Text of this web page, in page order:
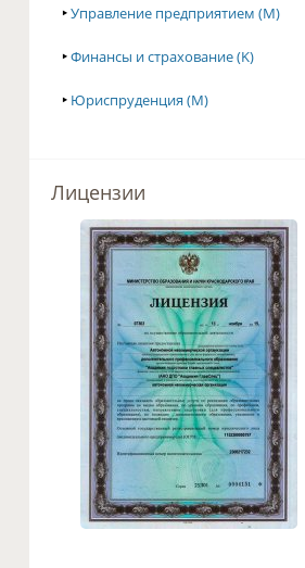
‣Управление предприятием (M)
‣Финансы и страхование (K)
‣ Юриспруденция (M)
Лицензии